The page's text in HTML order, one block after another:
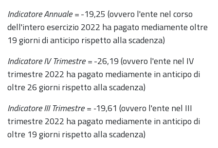
Indicatore Annuale =-19,25 (ovvero l'ente nel corso
dell'intero esercizio 2022 ha pagato mediamente oltre
19 giorni di anticipo rispetto alla scadenza)
Indicatore IV Trimestre =-26,19 (ovvero l'ente nel IV
trimestre 2022 ha pagato mediamente in anticipo di
oltre 26 giorni rispetto alla scadenza)
Indicatore III Trimestre = -19,61 (ovvero l'ente nel III
trimestre 2022 ha pagato mediamente in anticipo di
oltre 19 giorni rispetto alla scadenza)